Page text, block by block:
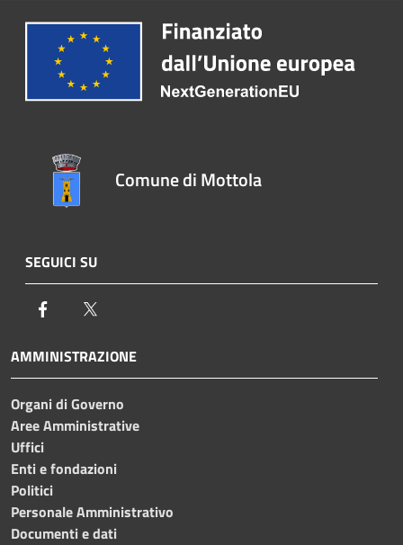
Comune di Mottola
SEGUICI SU
Facebook
AMMINISTRAZIONE
Organi di Governo
Aree Amministrative
Uffici
Enti e fondazioni
Politici
Personale Amministrativo
Documenti e dati